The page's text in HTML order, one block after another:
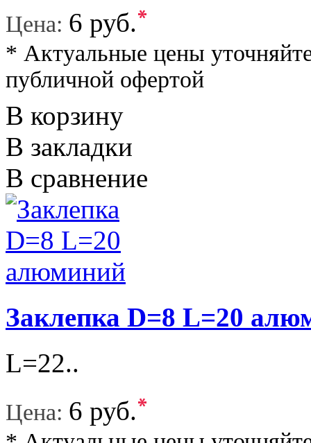
Цена: 6 руб.*
* Актуальные цены
публичной офертой
В корзину
В закладки
В сравнение
Заклепка D=8 L=20
L=22..
Цена: 6 руб.*